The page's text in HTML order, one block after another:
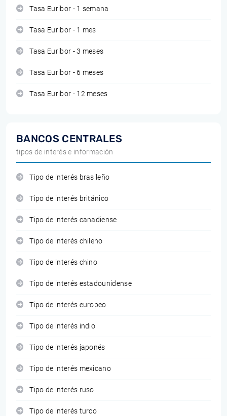
Tasa Euribor - 1 semana
Tasa Euribor - 1 mes
Tasa Euribor - 3 meses
Tasa Euribor - 6 meses
Tasa Euribor - 12 meses
BANCOS CENTRALES
tipos de interés e información
Tipo de interés brasileño
Tipo de interés británico
Tipo de interés canadiense
Tipo de interés chileno
Tipo de interés chino
Tipo de interés estadounidense
Tipo de interés europeo
Tipo de interés indio
Tipo de interés japonés
Tipo de interés mexicano
Tipo de interés ruso
Tipo de interés turco